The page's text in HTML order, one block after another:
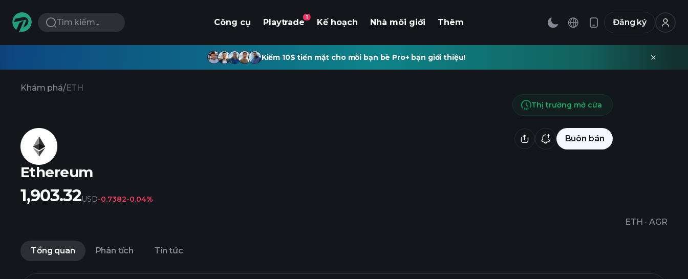
Tìm kiếm... Công cụ Playtrade
1
Kế hoạch Nhà môi giới Thêm Đăng ký
Kiếm 10$ tiền mặt cho mỗi bạn bè Pro+ bạn giới thiệu!
Khám phá/ETH
Buôn bán
Ethereum
ETH · AGR
Thị trường mở cửa
1,903.32USD-0.7382-0.04%
Tổng quan Phân tích Tin tức